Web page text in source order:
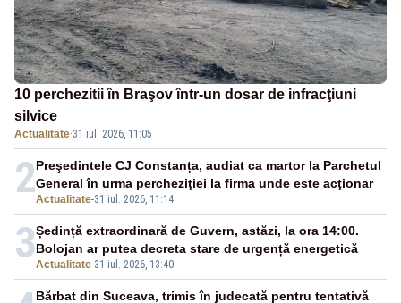
10 perchezitii în Braşov într-un dosar de infracţiuni
silvice
Actualitate·31 iul. 2026, 11:05
2Actualitate-31 iul. 2026, 11:14
Preşedintele CJ Constanța, audiat ca martor la Parchetul
General în urma percheziţiei la firma unde este acţionar
3Actualitate-31 iul. 2026, 13:40
Ședință extraordinară de Guvern, astăzi, la ora 14:00.
Bolojan ar putea decreta stare de urgență energetică
Bărbat din Suceava, trimis în judecată pentru tentativă